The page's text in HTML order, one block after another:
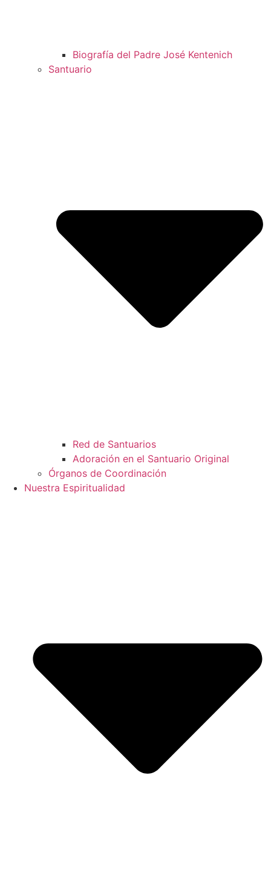
Biografía del Padre José Kentenich
Santuario
Red de Santuarios
Adoración en el Santuario Original
Órganos de Coordinación
Nuestra Espiritualidad